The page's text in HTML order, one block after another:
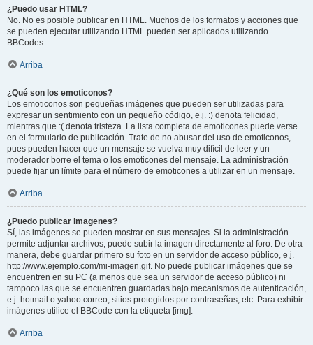
¿Puedo usar HTML?
No. No es posible publicar en HTML. Muchos de los formatos y acciones que
se pueden ejecutar utilizando HTML pueden ser aplicados utilizando
BBCodes.
Arriba
¿Qué son los emoticonos?
Los emoticonos son pequeñas imágenes que pueden ser utilizadas para
expresar un sentimiento con un pequeño código, e.j. :) denota felicidad,
mientras que :( denota tristeza. La lista completa de emoticones puede verse
en el formulario de publicación. Trate de no abusar del uso de emoticonos,
pues pueden hacer que un mensaje se vuelva muy difícil de leer y un
moderador borre el tema o los emoticones del mensaje. La administración
puede fijar un límite para el número de emoticones a utilizar en un mensaje.
Arriba
¿Puedo publicar imagenes?
Sí, las imágenes se pueden mostrar en sus mensajes. Si la administración
permite adjuntar archivos, puede subir la imagen directamente al foro. De otra
manera, debe guardar primero su foto en un servidor de acceso público, e.j.
http://www.ejemplo.com/mi-imagen.gif. No puede publicar imágenes que se
encuentren en su PC (a menos que sea un servidor de acceso público) ni
tampoco las que se encuentren guardadas bajo mecanismos de autenticación,
e.j. hotmail o yahoo correo, sitios protegidos por contraseñas, etc. Para exhibir
imágenes utilice el BBCode con la etiqueta [img].
Arriba